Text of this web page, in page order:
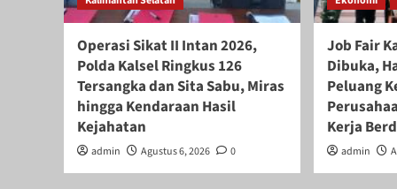
Operasi Sikat II Intan 2026,
Polda Kalsel Ringkus 126
Tersangka dan Sita Sabu, Miras
hingga Kendaraan Hasil
Kejahatan
admin Agustus 6, 2026 0
Job Fair
Dibuka,
Peluang
Kerja
admin